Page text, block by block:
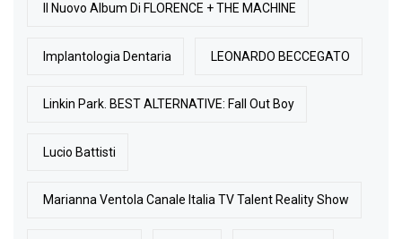
Il Nuovo Album Di FLORENCE + THE MACHINE
Implantologia Dentaria LEONARDO BECCEGATO
Linkin Park. BEST ALTERNATIVE: Fall Out Boy
Lucio Battisti
Marianna Ventola Canale Italia TV Talent Reality Show